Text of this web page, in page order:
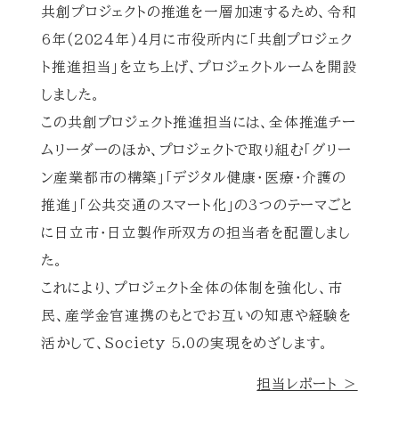
共創プロジェクトの推進を一層加速するため、令和
6年(2024年)4月に市役所内に「共創プロジェク
ト推進担当」を立ち上げ、プロジェクトルームを開設
しました。
この共創プロジェクト推進担当には、全体推進チー
ムリーダーのほか、プロジェクトで取り組む「グリー
ン産業都市の構築」「デジタル健康・医療・介護の
推進」「公共交通のスマート化」の3つのテーマごと
に日立市・日立製作所双方の担当者を配置しまし
た。
これにより、プロジェクト全体の体制を強化し、市
民、産学金官連携のもとでお互いの知恵や経験を
活かして、Society 5.0の実現をめざします。
担当レポート ＞